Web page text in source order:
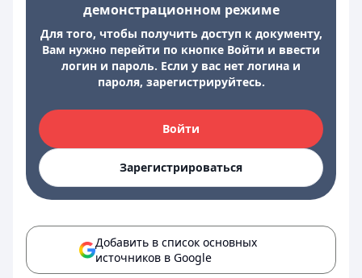
демонстрационном режиме
Для того, чтобы получить доступ к документу,
Вам нужно перейти по кнопке Войти и ввести
логин и пароль. Если у вас нет логина и
пароля, зарегистрируйтесь.
Войти
Зарегистрироваться
Добавить в список основных
источников в Google